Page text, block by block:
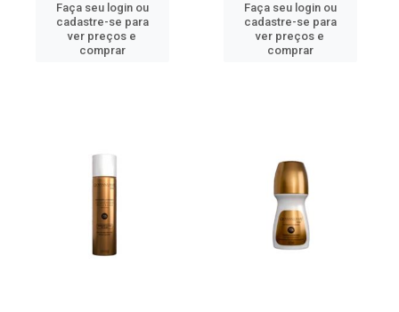
Faça seu login ou
cadastre-se para
ver preços e
comprar
Faça seu login ou
cadastre-se para
ver preços e
comprar